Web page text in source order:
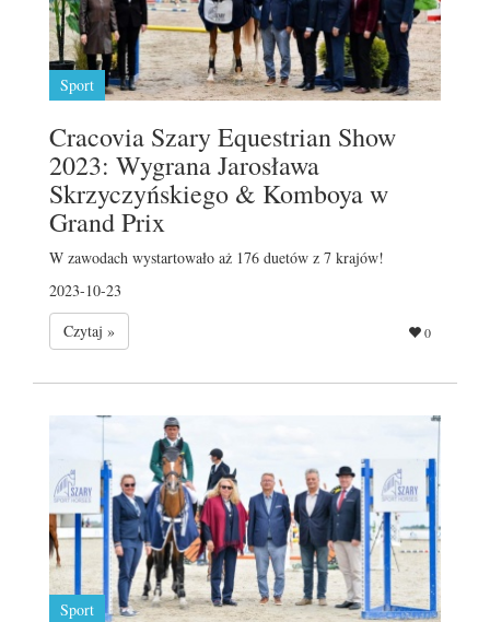
Sport
Cracovia Szary Equestrian Show
2023: Wygrana Jarosława
Skrzyczyńskiego & Komboya w
Grand Prix
W zawodach wystartowało aż 176 duetów z 7 krajów!
2023-10-23
Czytaj »
0
Sport